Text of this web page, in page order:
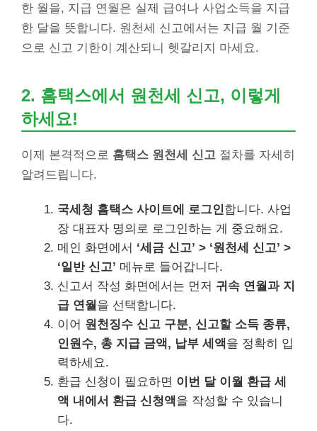
한 월을, 지급 연월은 실제 급여나 사업소득을 지급
한 달을 뜻합니다. 원천세 신고에서는 지급 월 기준
으로 신고 기한이 계산되니 헷갈리지 마세요.
2. 홈택스에서 원천세 신고, 이렇게
하세요!
이제 본격적으로 홈택스 원천세 신고 절차를 자세히
알려드립니다.
국세청 홈택스 사이트에 로그인합니다. 사업
장 대표자 명의로 로그인하는 게 중요해요.
메인 화면에서 ‘세금 신고’ > ‘원천세 신고’ >
‘일반 신고’ 메뉴로 들어갑니다.
신고서 작성 화면에서는 먼저 귀속 연월과 지
급 연월 을 선택합니다.
이어 원천징수 신고 구분, 신고할 소득 종류,
인원수, 총 지급 금액, 납부 세액을 정확히 입
력하세요.
환급 신청이 필요하면 이번 달 이월 환급 세
액 내에서 환급 신청액을 작성할 수 있습니
다.